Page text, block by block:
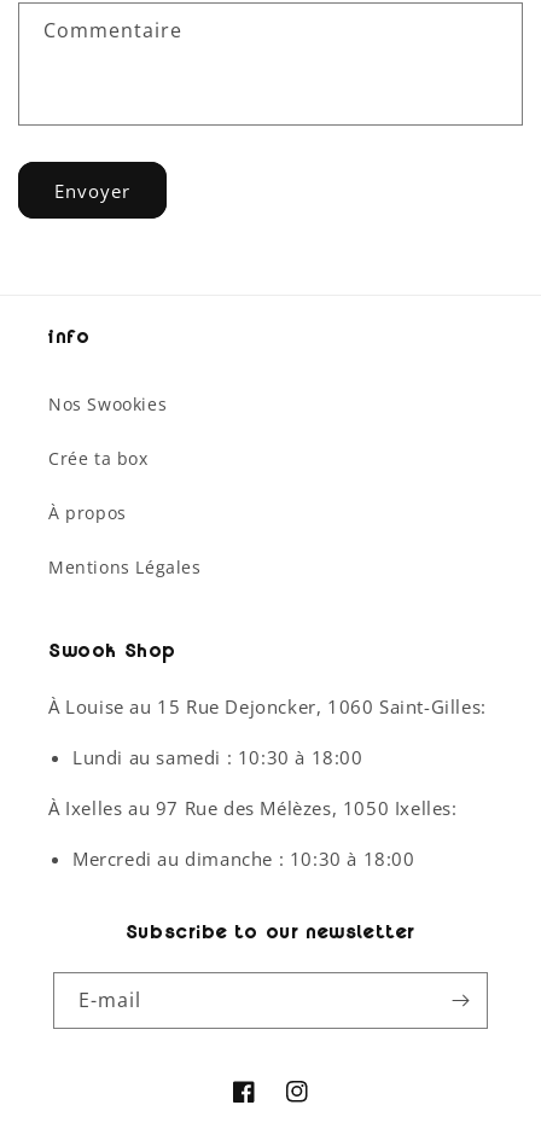
Commentaire
Envoyer
Info
Nos Swookies
Crée ta box
À propos
Mentions Légales
Swook Shop
À Louise au 15 Rue Dejoncker, 1060 Saint-Gilles:
Lundi au samedi : 10:30 à 18:00
À Ixelles au 97 Rue des Mélèzes, 1050 Ixelles:
Mercredi au dimanche : 10:30 à 18:00
Subscribe to our newsletter
E-mail
FacebookInstagram